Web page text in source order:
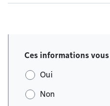
Ces informations
Oui
Non